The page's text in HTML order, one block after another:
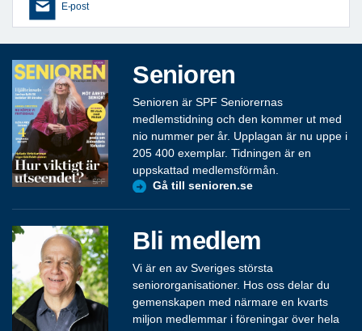
E-post
Senioren
Senioren är SPF Seniorernas
medlemstidning och den kommer ut med
nio nummer per år. Upplagan är nu uppe i
205 400 exemplar. Tidningen är en
uppskattad medlemsförmån.
Gå till senioren.se
Bli medlem
Vi är en av Sveriges största
seniororganisationer. Hos oss delar du
gemenskapen med närmare en kvarts
miljon medlemmar i föreningar över hela